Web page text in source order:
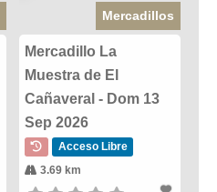
Mercadillos
Mercadillo La
Muestra de El
Cañaveral - Dom 13
Sep 2026
Acceso Libre
3.69 km